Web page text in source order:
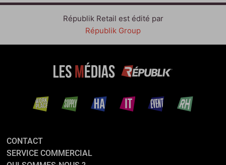
Républik Retail est édité par
Républik Group
CONTACT
SERVICE COMMERCIAL